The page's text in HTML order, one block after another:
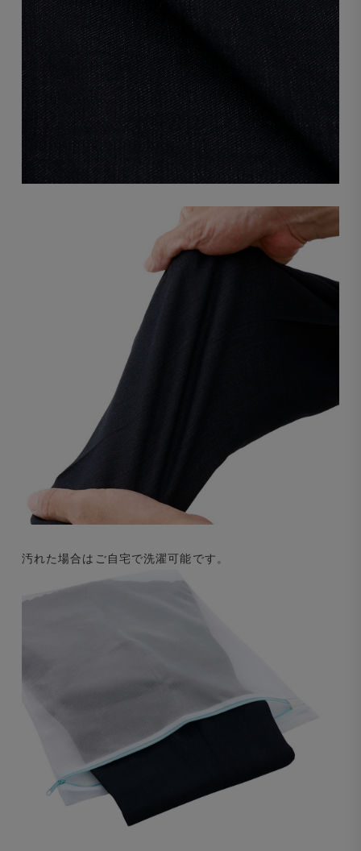
汚れた場合はご自宅で洗濯可能です。